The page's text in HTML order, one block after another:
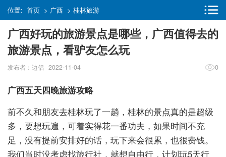
位置: 首页 > 广西 > 桂林旅游
广西好玩的旅游景点是哪些，广西值得去的
旅游景点，看驴友怎么玩
发布者：边侣 2022-11-04 0
广西五天四晚旅游攻略
前不久和朋友去桂林玩了一趟，桂林的景点真的是超级
多，要想玩遍，可着实得花一番功夫，如果时间不充
足，没有提前安排好的话，玩下来会很累，也很费钱。
我们当时没考虑找旅行社，就想自由行，计划玩5天行